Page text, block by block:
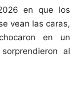
en que los
vean las caras,
en un
al